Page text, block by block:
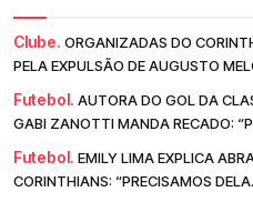
Clube. ORGANIZADAS DO
PELA EXPULSÃO DE AUGUSTO
Futebol. AUTORA DO GOL DA
GABI ZANOTTI MANDA RECADO:
Futebol. EMILY LIMA EXPLICA
CORINTHIANS: “PRECISAMOS